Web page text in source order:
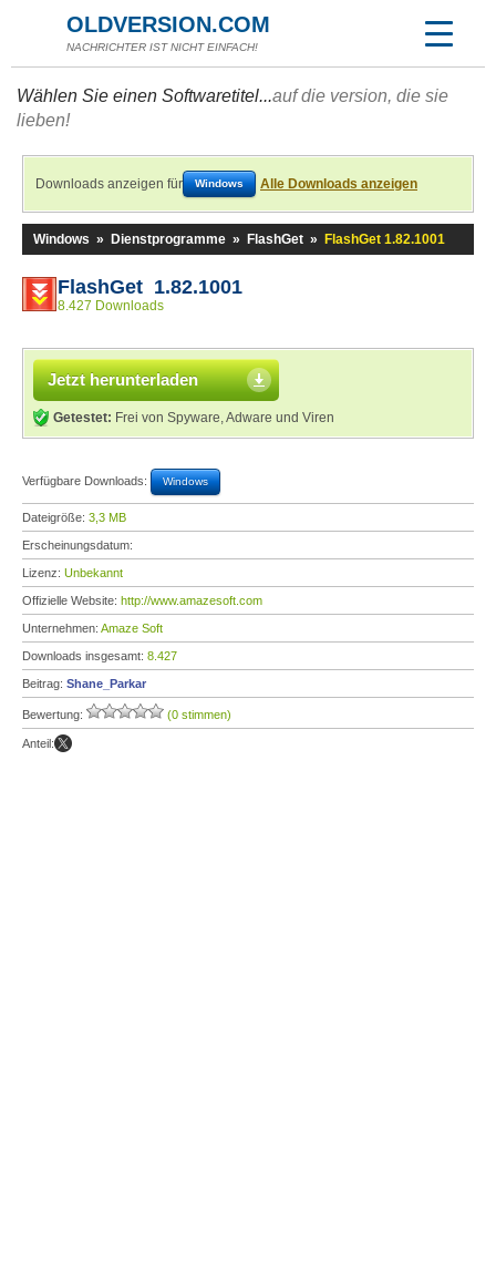
OLDVERSION.COM
NACHRICHTER IST NICHT EINFACH!
Wählen Sie einen Softwaretitel...auf die version, die sie
lieben!
Downloads anzeigen für Windows Alle Downloads anzeigen
Windows » Dienstprogramme » FlashGet » FlashGet 1.82.1001
FlashGet 1.82.1001
8.427 Downloads
Jetzt herunterladen
Getestet: Frei von Spyware, Adware und Viren
Verfügbare Downloads: Windows
Dateigröße: 3,3 MB
Erscheinungsdatum:
Lizenz: Unbekannt
Offizielle Website: http://www.amazesoft.com
Unternehmen: Amaze Soft
Downloads insgesamt: 8.427
Beitrag: Shane_Parkar
Bewertung: (0 stimmen)
Anteil: